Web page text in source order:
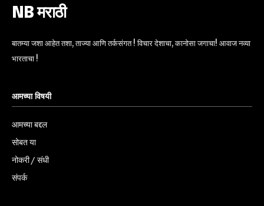
NB मराठी
बातम्या जशा आहेत तशा, ताज्या आणि तर्कसंगत ! विचार देशाचा, कानोसा जगाचा! आवाज नव्या
भारताचा !
आमच्या विषयी
आमच्या बद्दल
सोबत या
नोकरी / संधी
संपर्क